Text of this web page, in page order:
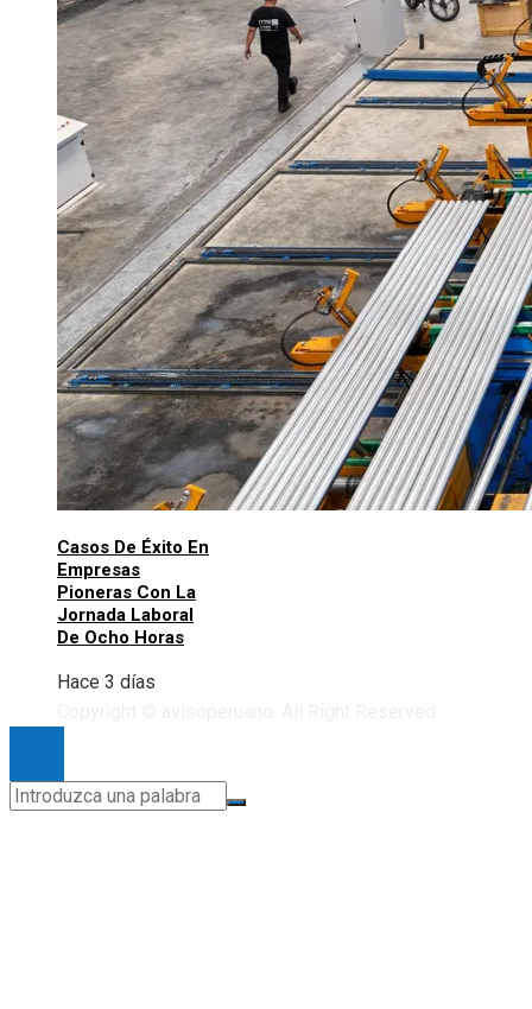
Casos De Éxito En
Empresas
Pioneras Con La
Jornada Laboral
De Ocho Horas
Hace 3 días